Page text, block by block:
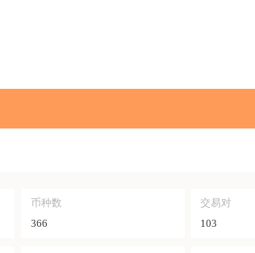
币种数
366
交易对
103